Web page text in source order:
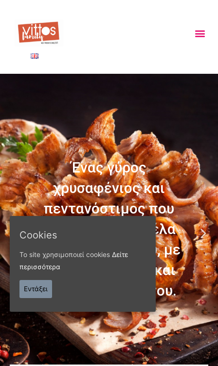
ΠΑΝΩ ΑΠΟ 40 ΧΡΟΝΙΑ
Παράγουμε προϊόντα
ποιότητας
Γνωρίστε μας
Cookies
Το site χρησιμοποιεί cookies Δείτε
περισσότερα
Εντάξει